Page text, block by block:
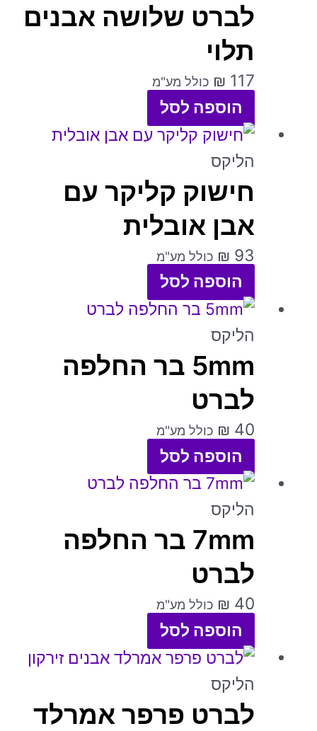
לברט שלושה אבנים
תלוי
₪ 117 כולל מע"מ
הוספה לסל
יש
מספר
סוגים.
ניתן
לבחור
את
האפשרויות
בעמוד
המוצר
הליקס
חישוק קליקר עם
אבן אובלית
₪ 93 כולל מע"מ
הוספה לסל
למוצר
זה
יש
סוגים.
ניתן
לבחור
את
האפשרויות
בעמוד
המוצר
הליקס
5mm בר החלפה
לברט
₪ 40 כולל מע"מ
הוספה לסל
למוצר
זה
יש
מספר
סוגים.
ניתן
לבחור
את
האפשרויות
בעמוד
המוצר
הליקס
7mm בר החלפה
לברט
₪ 40 כולל מע"מ
הוספה לסל
למוצר
זה
יש
מספר
סוגים.
ניתן
לבחור
את
האפשרויות
בעמוד
הליקס
לברט פרפר אמרלד
למוצר
זה
יש